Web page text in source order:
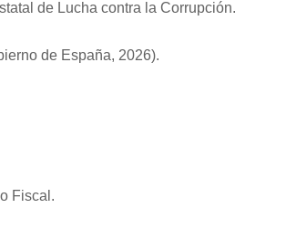
de Lucha contra la Corrupción.
de España, 2026).
Fiscal.